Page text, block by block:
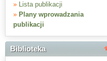
» Lista publikacji
» Plany wprowadzania
publikacji
Biblioteka